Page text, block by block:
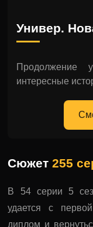
Универ.
Продолжение
интересные
Сюжет 255
В 54 серии 5
удается с
диплом и